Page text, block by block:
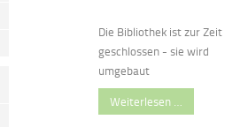
Die Bibliothek ist zur Zeit
geschlossen - sie wird
umgebaut
Weiterlesen …